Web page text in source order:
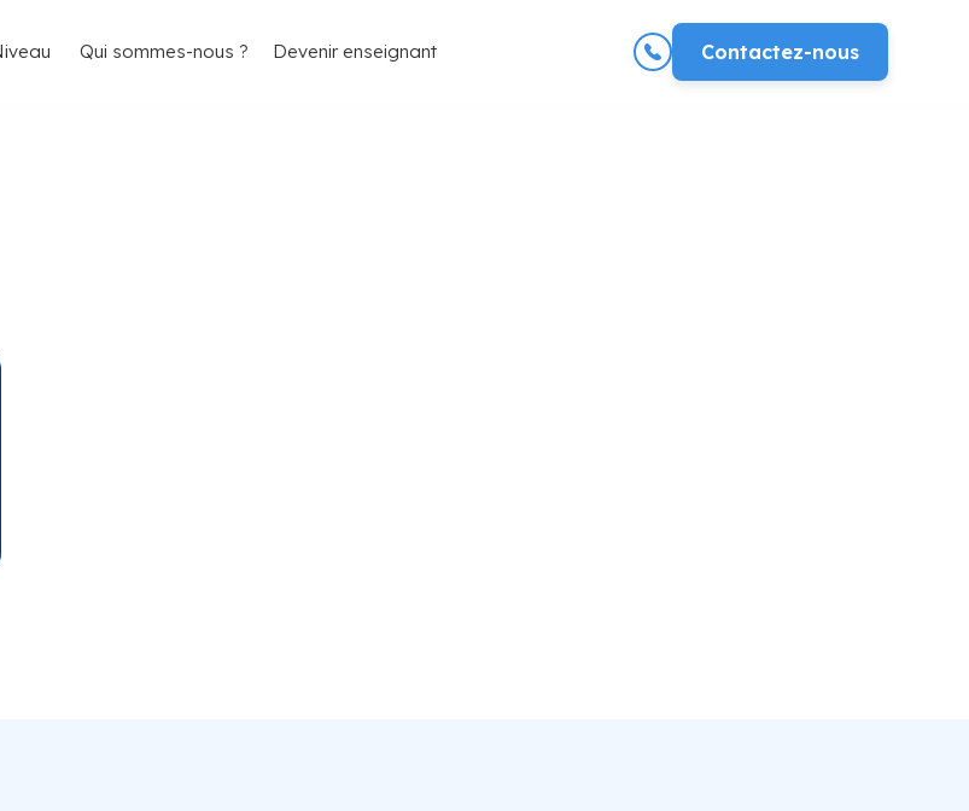
Qui sommes-nous ? Devenir enseignant Contactez-nous